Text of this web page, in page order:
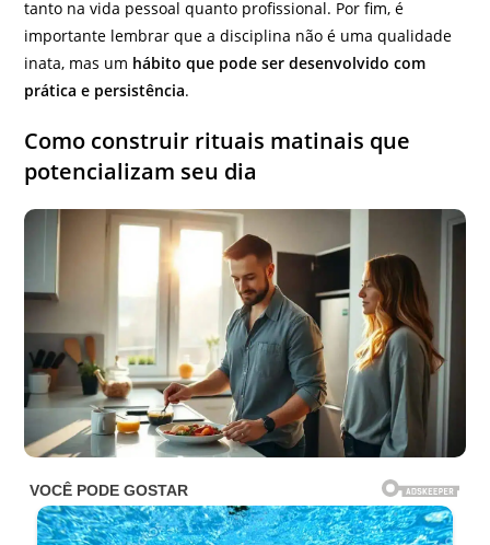
tanto na vida pessoal quanto profissional. Por fim, é
importante lembrar que a disciplina não é uma qualidade
inata, mas um hábito que pode ser desenvolvido com
prática e persistência.
Como construir rituais matinais que
potencializam seu dia